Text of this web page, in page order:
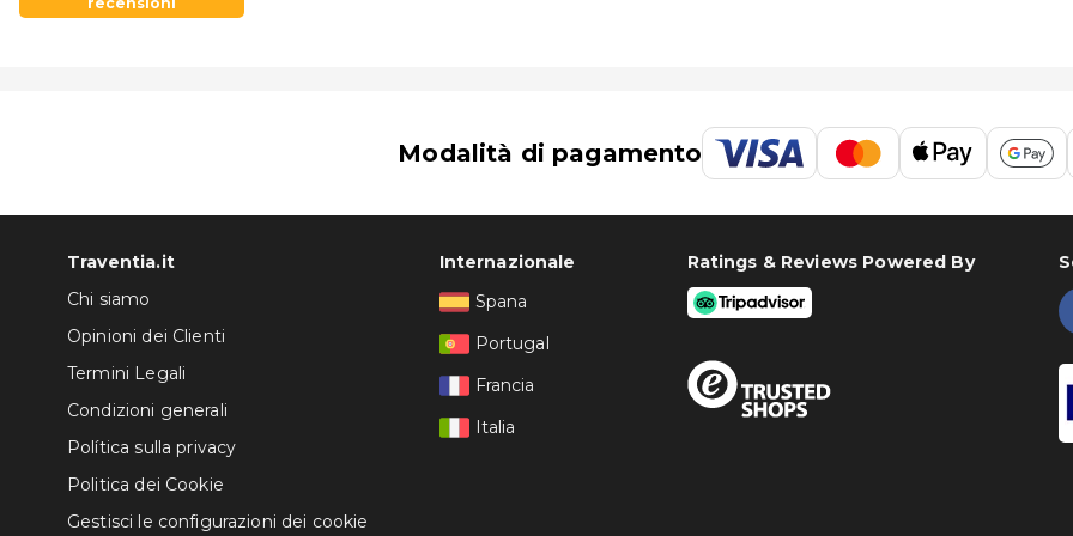
Selwo Marina Delfinarium: 2,3 km
Modalità di pagamento
Traventia.it
Chi siamo
Opinioni dei Clienti
Termini Legali
Condizioni generali
Política sulla privacy
Politica dei Cookie
Gestisci le configurazioni dei cookie
Internazionale
Spana
Portugal
Francia
Italia
Ratings & Reviews Powered By